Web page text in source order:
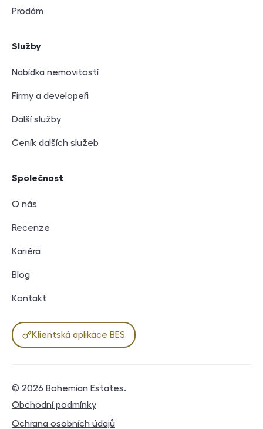
Prodám
Služby
Nabídka nemovitostí
Firmy a developeři
Další služby
Ceník dalších služeb
Společnost
O nás
Recenze
Kariéra
Blog
Kontakt
Klientská aplikace BES
© 2026 Bohemian Estates.
Právní dokumenty
Obchodní podmínky
Ochrana osobních údajů